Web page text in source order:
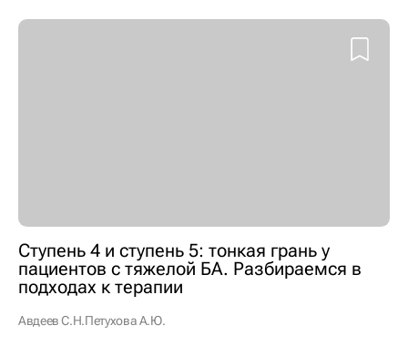
Ступень 4 и ступень 5: тонкая грань у
пациентов с тяжелой БА. Разбираемся в
подходах к терапии
Авдеев С.Н.Петухова А.Ю.